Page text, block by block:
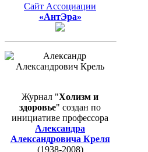
Сайт Ассоциации
«АнтЭра»
Журнал "Холизм и
здоровье" создан по
инициативе профессора
Александра
Александровича Креля
(1938-2008)